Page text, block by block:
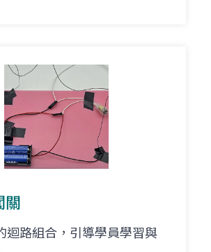
關
迴路組合，引導學員學習與